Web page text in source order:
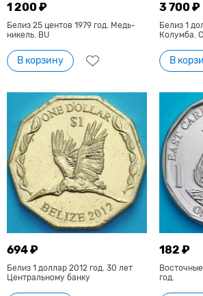
1 200 ₽
Белиз 25 центов 1979 год. Медь-
никель. BU
В корзину
3 700 ₽
Белиз 1
Колумба.
В
694 ₽
Белиз 1 доллар 2012 год. 30 лет
Центральному банку
182 ₽
год.